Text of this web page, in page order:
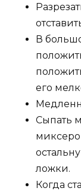
В
его
Сыпать
ложки.
Когда